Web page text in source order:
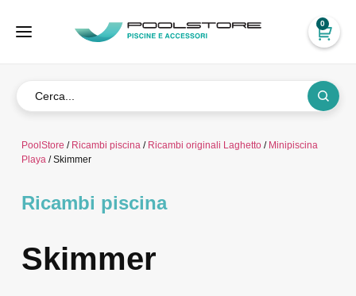
0
PoolStore / Ricambi piscina/ Ricambi originali Laghetto/ Minipiscina
Playa/ Skimmer
Ricambi piscina
Skimmer